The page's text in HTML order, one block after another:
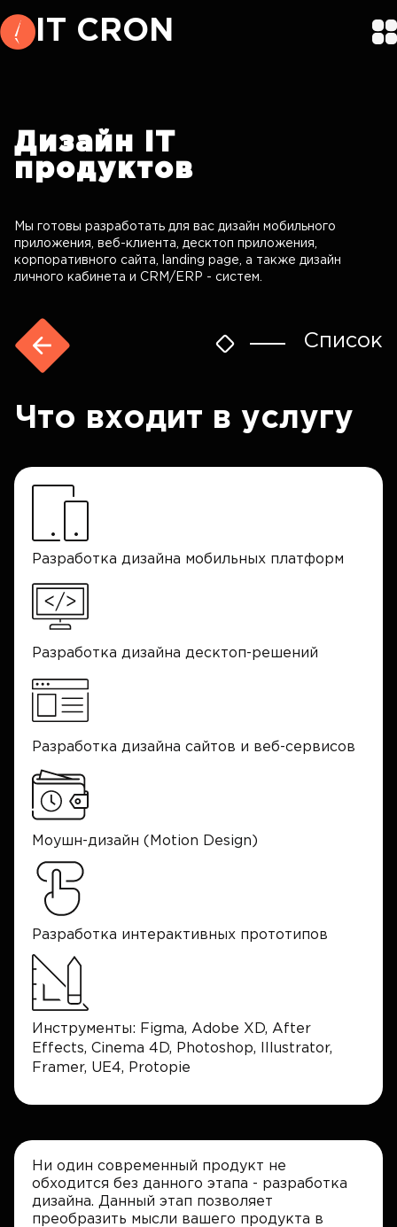
IT CRON
Дизайн
IT
продуктов
Мы готовы разработать для вас дизайн мобильного
приложения, веб-клиента, десктоп приложения,
корпоративного сайта, landing page, а также дизайн
личного кабинета и CRM/ERP - систем.
Список
Что входит в услугу
Разработка дизайна мобильных платформ
Разработка дизайна десктоп-решений
Разработка дизайна сайтов и веб-сервисов
Моушн-дизайн (Motion Design)
Разработка интерактивных прототипов
Инструменты: Figma, Adobe XD, After
Effects, Cinema 4D, Photoshop, Illustrator,
Framer, UE4, Protopie
Ни один современный продукт не
обходится без данного этапа - разработка
дизайна. Данный этап позволяет
преобразить мысли вашего продукта в